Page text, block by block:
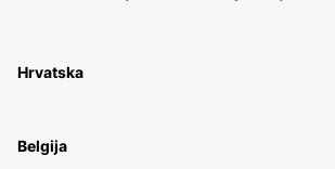
Hrvatska
Belgija